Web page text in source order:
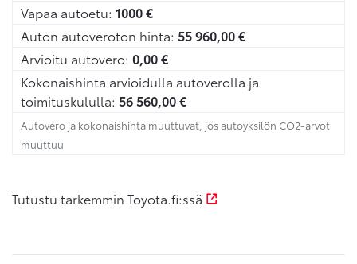
Vapaa autoetu: 1000€
Auton autoveroton hinta: 55 960,00€
Arvioitu autovero: 0,00€
Kokonaishinta arvioidulla autoverolla ja
toimituskululla: 56 560,00€
Autovero ja kokonaishinta muuttuvat, jos autoyksilön CO2-arvot
muuttuu
Tutustu tarkemmin Toyota.fi:ssä